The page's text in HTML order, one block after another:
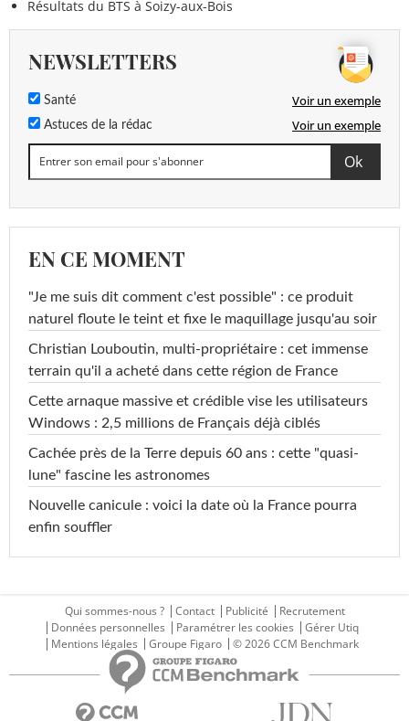
Résultats du BTS à Soizy-aux-Bois
NEWSLETTERS
Santé Voir un exemple
Astuces de la rédac Voir un exemple
EN CE MOMENT
"Je me suis dit comment c'est possible" : ce produit
naturel floute le teint et fixe le maquillage jusqu'au soir
Christian Louboutin, multi-propriétaire : cet immense
terrain qu'il a acheté dans cette région de France
Cette arnaque massive et crédible vise les utilisateurs
Windows : 2,5 millions de Français déjà ciblés
Cachée près de la Terre depuis 60 ans : cette "quasi-
lune" fascine les astronomes
Nouvelle canicule : voici la date où la France pourra
enfin souffler
Qui sommes-nous ? Contact Publicité
Recrutement
Données personnelles
Paramétrer les cookies
Gérer Utiq
Mentions légales
Groupe Figaro © 2026 CCM Benchmark